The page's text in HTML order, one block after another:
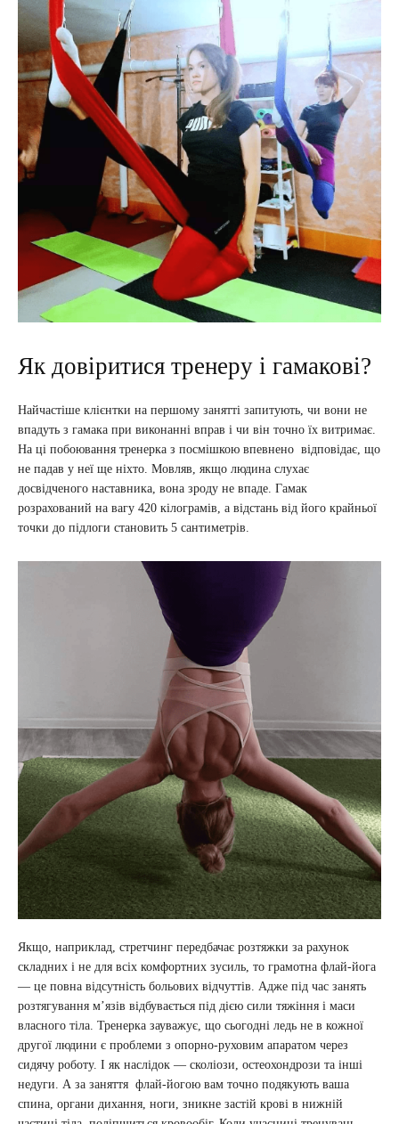
Як довіритися тренеру і гамакові?
Найчастіше клієнтки на першому занятті запитують, чи вони не
впадуть з гамака при виконанні вправ і чи він точно їх витримає.
На ці побоювання тренерка з посмішкою впевнено відповідає, що
не падав у неї ще ніхто. Мовляв, якщо людина слухає
досвідченого наставника, вона зроду не впаде. Гамак
розрахований на вагу 420 кілограмів, а відстань від його крайньої
точки до підлоги становить 5 сантиметрів.
Якщо, наприклад, стретчинг передбачає розтяжки за рахунок
складних і не для всіх комфортних зусиль, то грамотна флай-йога
— це повна відсутність больових відчуттів. Адже під час занять
розтягування м’язів відбувається під дією сили тяжіння і маси
власного тіла. Тренерка зауважує, що сьогодні ледь не в кожної
другої людини є проблеми з опорно-руховим апаратом через
сидячу роботу. І як наслідок — сколіози, остеохондрози та інші
недуги. А за заняття флай-йогою вам точно подякують ваша
спина, органи дихання, ноги, зникне застій крові в нижній